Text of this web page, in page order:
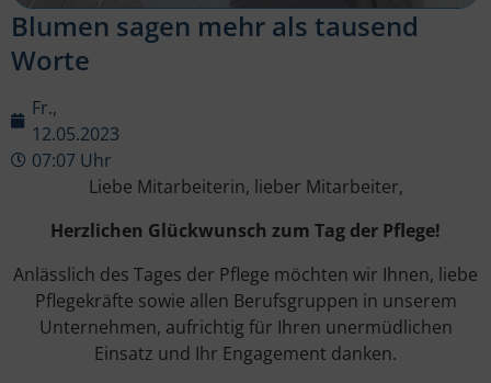
Blumen sagen mehr als tausend
Worte
Fr.,
12.05.2023
07:07 Uhr
Liebe Mitarbeiterin, lieber Mitarbeiter,
Herzlichen Glückwunsch zum Tag der Pflege!
Anlässlich des Tages der Pflege möchten wir Ihnen, liebe
Pflegekräfte sowie allen Berufsgruppen in unserem
Unternehmen, aufrichtig für Ihren unermüdlichen
Einsatz und Ihr Engagement danken.